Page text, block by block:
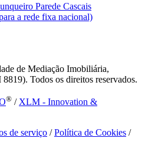
Parede Cascais
a rede fixa nacional)
de Mediação Imobiliária,
Todos os direitos reservados.
® / XLM - Innovation &
de serviço /Política de Cookies /